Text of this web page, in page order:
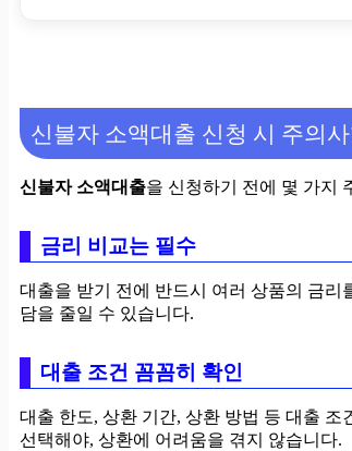
신불자 소액대출 신청 시 주의
신불자 소액대출을 신청하기 전에 몇 가지
금리 비교는 필수
대출을 받기 전에 반드시 여러 상품의 금
담을 줄일 수 있습니다.
대출 조건 꼼꼼히 확인
대출 한도, 상환 기간, 상환 방법 등 대출
선택해야, 상환에 어려움을 겪지 않습니다.